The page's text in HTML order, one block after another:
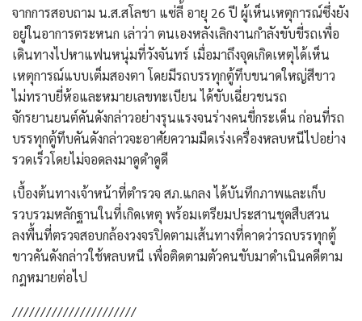
​จากการสอบถาม น.ส.สโลชา แซ่ลี้ อายุ 26 ปี ผู้เห็นเหตุการณ์ซึ่งยัง
อยู่ในอาการตระหนก เล่าว่า ตนเองหลังเลิกงานกำลังขับขี่รถเพื่อ
เดินทางไปหาแฟนหนุ่มที่วังจันทร์ เมื่อมาถึงจุดเกิดเหตุได้เห็น
เหตุการณ์แบบเต็มสองตา โดยมีรถบรรทุกตู้ทึบขนาดใหญ่สีขาว
ไม่ทราบยี่ห้อและหมายเลขทะเบียน ได้ขับเฉี่ยวชนรถ
จักรยานยนต์คันดังกล่าวอย่างรุนแรงจนร่างคนขี่กระเด็น ก่อนที่รถ
บรรทุกตู้ทึบคันดังกล่าวจะอาศัยความมืดเร่งเครื่องหลบหนีไปอย่าง
รวดเร็วโดยไม่จอดลงมาดูดำดูดี
​เบื้องต้นทางเจ้าหน้าที่ตำรวจ สภ.แกลง ได้บันทึกภาพและเก็บ
รวบรวมหลักฐานในที่เกิดเหตุ พร้อมเตรียมประสานชุดสืบสวน
ลงพื้นที่ตรวจสอบกล้องวงจรปิดตามเส้นทางที่คาดว่ารถบรรทุกตู้
ขาวคันดังกล่าวใช้หลบหนี เพื่อติดตามตัวคนขับมาดำเนินคดีตาม
กฎหมายต่อไป
//////////////////////